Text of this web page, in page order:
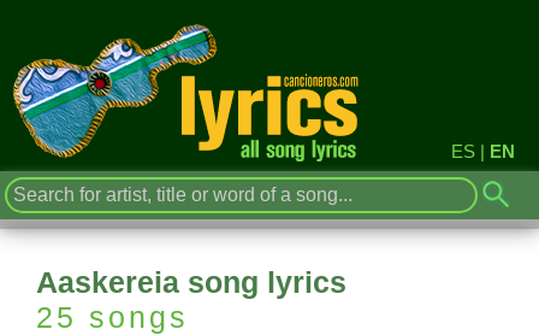
ES | EN
Aaskereia song lyrics
25 songs